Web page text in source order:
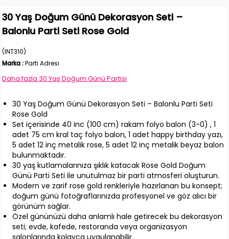
30 Yaş Doğum Günü Dekorasyon Seti –
Balonlu Parti Seti Rose Gold
(INT310)
Marka : Parti Adresi
Daha fazla 30 Yaş Doğum Günü Partisi
30 Yaş Doğum Günü Dekorasyon Seti – Balonlu Parti Seti
Rose Gold
Set içerisinde 40 inc (100 cm) rakam folyo balon (3-0) , 1
adet 75 cm kral taç folyo balon, 1 adet happy birthday yazı,
5 adet 12 inç metalik rose, 5 adet 12 inç metalik beyaz balon
bulunmaktadır.
30 yaş kutlamalarınıza şıklık katacak Rose Gold Doğum
Günü Parti Seti ile unutulmaz bir parti atmosferi oluşturun.
Modern ve zarif rose gold renkleriyle hazırlanan bu konsept;
doğum günü fotoğraflarınızda profesyonel ve göz alıcı bir
görünüm sağlar.
Özel gününüzü daha anlamlı hale getirecek bu dekorasyon
seti; evde, kafede, restoranda veya organizasyon
salonlarında kolayca uygulanabilir.